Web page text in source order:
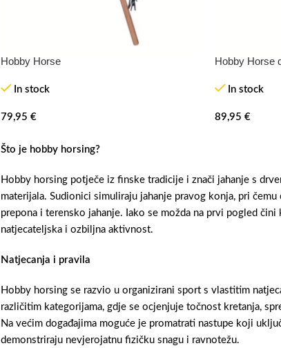
Hobby Horse
In stock
79,95 €
Hobby Horse
In stock
89,95 €
Što je hobby horsing?
Hobby horsing potječe iz finske tradicije i znači jahanje s
materijala. Sudionici simuliraju jahanje pravog konja, pri
prepona i terensko jahanje. Iako se možda na prvi pogled
natjecateljska i ozbiljna aktivnost.
Natjecanja i pravila
Hobby horsing se razvio u organizirani sport s vlastitim
različitim kategorijama, gdje se ocjenjuje točnost kretanja,
Na većim događajima moguće je promatrati nastupe koji
demonstriraju nevjerojatnu fizičku snagu i ravnotežu.